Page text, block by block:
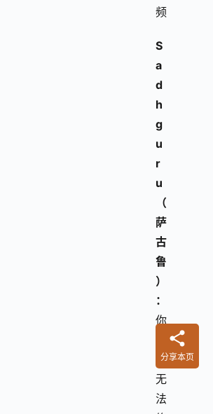
频
S
a
d
h
g
u
r
u
（
萨
古
鲁
）
：
你
许
无
法
分享本页